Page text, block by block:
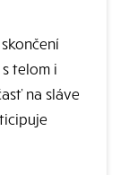
telom i
na sláve